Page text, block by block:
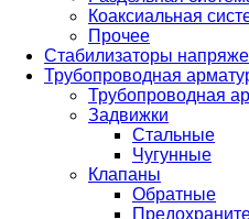
Коаксиальная
Прочее
Стабилизаторы
Трубопроводная
Трубопроводная
Задвижки
Стальные
Чугунные
Клапаны
Обратные